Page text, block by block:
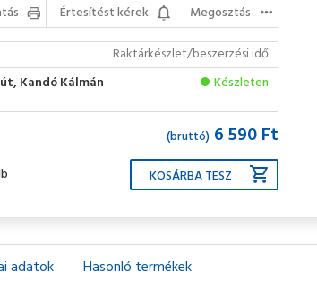
Értesítést kérek
Megosztás
Raktárkészlet/beszerzési idő
Kandó Kálmán
Készleten
(bruttó) 6 590 Ft
adatok Hasonló termékek